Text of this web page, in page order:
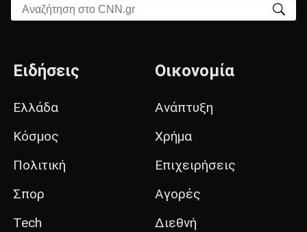
Αναζήτηση στο CNN.gr
Ειδήσεις
Ελλάδα
Κόσμος
Πολιτική
Σπορ
Tech
Οικονομία
Ανάπτυξη
Χρήμα
Επιχειρήσεις
Αγορές
Διεθνή